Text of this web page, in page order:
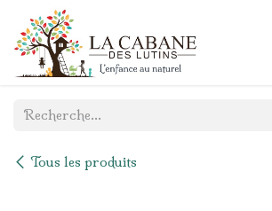
Se rendre au contenu
Tous les produits